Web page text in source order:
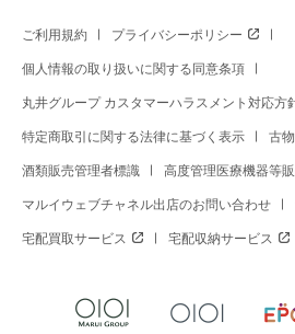
ご利用規約 プライバシーポリシー
個人情報の取り扱いに関する同意条項
丸井グループ カスタマーハラスメント対応方
特定商取引に関する法律に基づく表示 古
酒類販売管理者標識 高度管理医療機器等
マルイウェブチャネル出店のお問い合わせ
宅配買取サービス 宅配収納サービス